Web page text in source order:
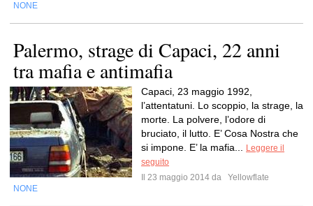
NONE
Palermo, strage di Capaci, 22 anni
tra mafia e antimafia
Capaci, 23 maggio 1992,
l’attentatuni. Lo scoppio, la strage, la
morte. La polvere, l’odore di
bruciato, il lutto. E’ Cosa Nostra che
si impone. E’ la mafia...
Leggere il
seguito
Il 23 maggio 2014 da
Yellowflate
NONE